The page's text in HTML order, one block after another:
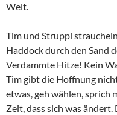
Welt.
Tim und Struppi
Haddock durch den Sand
Verdammte Hitze! Kein
Tim gibt die Hoffnung
etwas, geh wählen, sprich
Zeit, dass sich was